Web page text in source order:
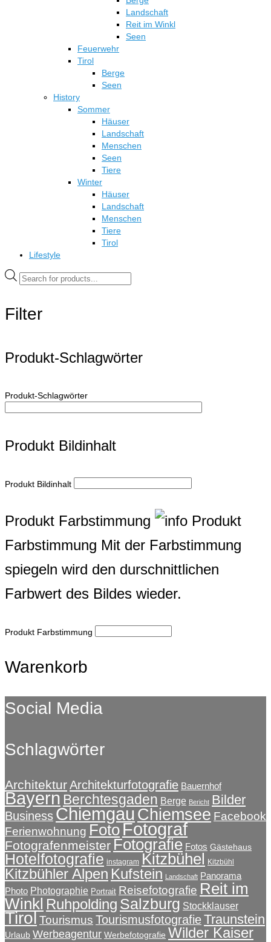
Landschaft
Reit im Winkl
Seen
Feuerwehr
Tirol
Berge
Seen
History
Sommer
Häuser
Landschaft
Menschen
Seen
Tiere
Winter
Häuser
Landschaft
Menschen
Tiere
Tirol
Lifestyle
Products
search
Filter
Produkt-Schlagwörter
Produkt-Schlagwörter
Produkt Bildinhalt
Produkt Bildinhalt
Produkt Farbstimmung
Produkt
Farbstimmung Mit der Farbstimmung
spiegeln wird den durschnittlichen
Farbwert des Bildes wieder.
Produkt Farbstimmung
Warenkorb
Social Media
Schlagwörter
ArchitekturArchitekturfotografie Bauernhof
Bayern Berchtesgaden Berge Bericht Bilder
Business Chiemgau Chiemsee Facebook
Ferienwohnung Foto Fotograf
Fotografenmeister Fotografie Fotos Gästehaus
Hotelfotografie instagram Kitzbühel Kitzbühl
Kitzbühler Alpen Kufstein Landschaft Panorama
Photo Photographie Portrait Reisefotografie Reit im
Winkl Ruhpolding Salzburg Stockklauser
Tirol Tourismus TourismusfotografieTraunstein
Urlaub Werbeagentur Werbefotografie Wilder Kaiser